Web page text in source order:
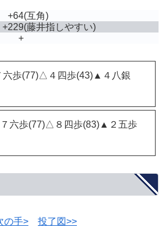
+64(互角)
+229(藤井指しやすい)
+
六歩(77)△４四歩(43)▲４八銀
六歩(77)△８四歩(83)▲２五歩
の手> 投了図>>